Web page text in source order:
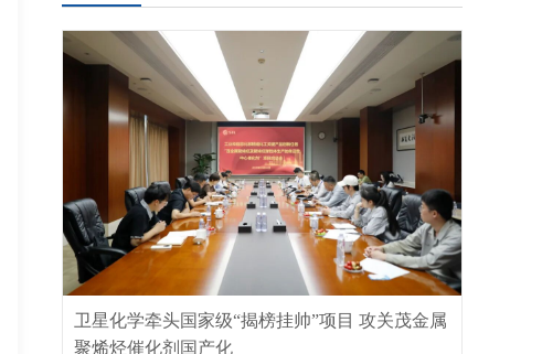
卫星化学牵头国家级“揭榜挂帅”项目 攻关茂金属
聚烯烃催化剂国产化